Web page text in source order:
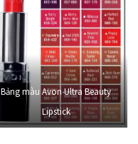
Bảng màu Avon Ultra Beauty
Lipstick